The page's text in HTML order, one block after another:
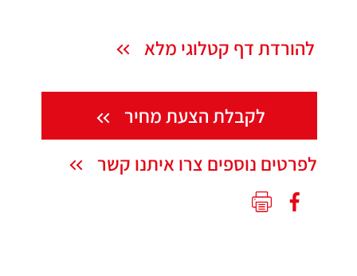
להורדת דף קטלוגי מלא
לקבלת הצעת מחיר
לפרטים נוספים צרו איתנו קשר